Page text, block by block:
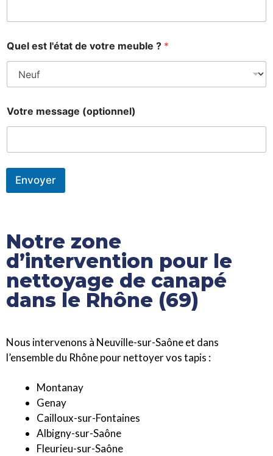
Quel est l'état de votre meuble ? *
Votre message (optionnel)
Envoyer
Notre zone
d’intervention pour le
nettoyage de canapé
dans le Rhône (69)
Nous intervenons à Neuville-sur-Saône et dans
l’ensemble du Rhône pour nettoyer vos tapis :
Montanay
Genay
Cailloux-sur-Fontaines
Albigny-sur-Saône
Fleurieu-sur-Saône